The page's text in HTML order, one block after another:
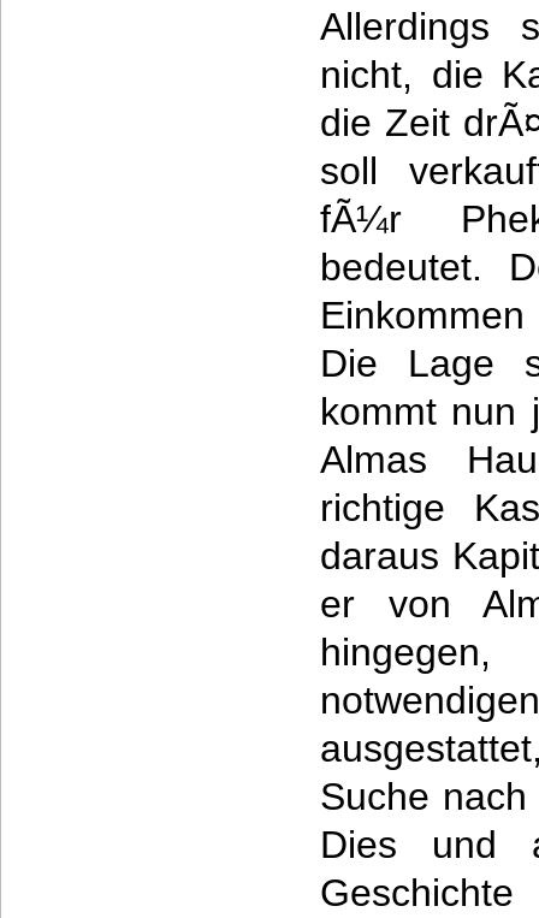
Allerdings
nicht, die
die Zeit
soll
fÃ¼r
bedeutet.
Die Lage
kommt nun
Almas
richtige
daraus
er von
Suche
Dies und